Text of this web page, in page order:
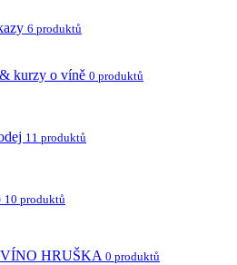
6 produktů
kurzy o víně 0 produktů
11 produktů
10 produktů
VÍNO HRUŠKA 0 produktů